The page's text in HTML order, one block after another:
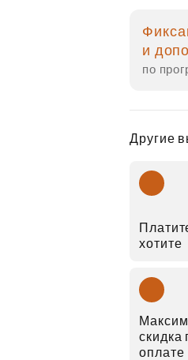
и
по
Другие
хотите
скидка
оплате